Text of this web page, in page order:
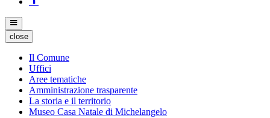
close
Il Comune
Uffici
Aree tematiche
Amministrazione trasparente
La storia e il territorio
Museo Casa Natale di Michelangelo